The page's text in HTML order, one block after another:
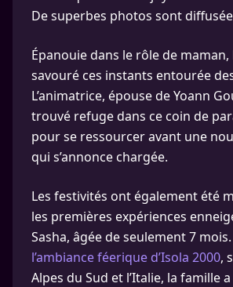
De superbes photos sont
Épanouie dans le rôle de maman,
savouré ces instants entourée
L’animatrice, épouse de Yoann
trouvé refuge dans ce coin de
pour se ressourcer avant une
qui s’annonce chargée.
Les festivités ont également été
les premières expériences
Sasha, âgée de seulement 7 mois.
l’ambiance féerique d’Isola 2000,
Alpes du Sud et l’Italie, la famille